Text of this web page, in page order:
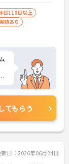
日110日以上
績あり
てもらう
日：2026年06月24日